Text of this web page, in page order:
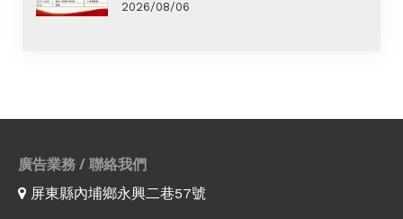
2026/08/06
廣告業務 / 聯絡我們
屏東縣內埔鄉永興二巷57號